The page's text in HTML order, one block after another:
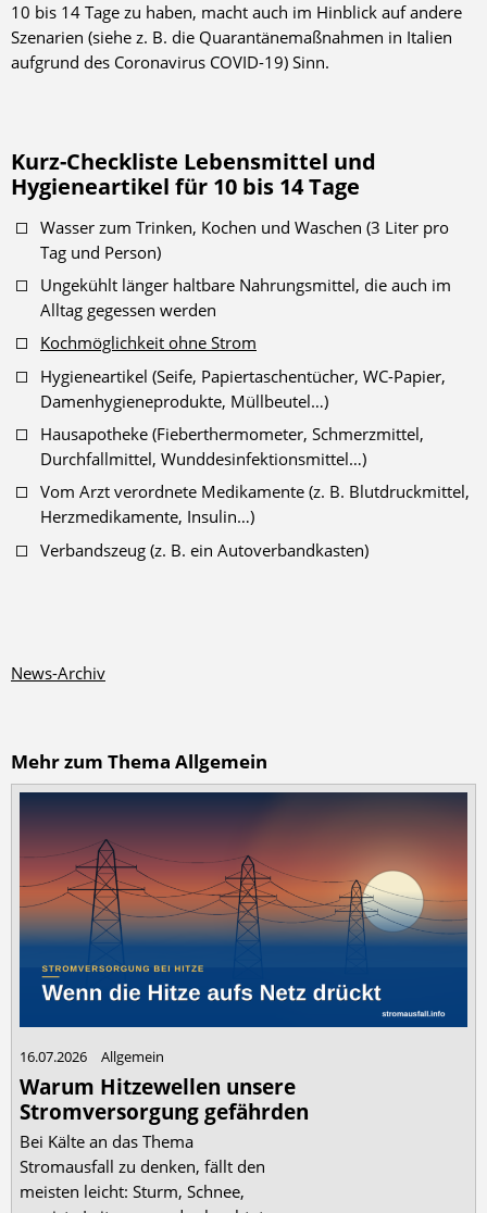
10 bis 14 Tage zu haben, macht auch im Hinblick auf andere
Szenarien (siehe z. B. die Quarantänemaßnahmen in Italien
aufgrund des Coronavirus COVID-19) Sinn.
Kurz-Checkliste Lebensmittel und
Hygieneartikel für 10 bis 14 Tage
Wasser zum Trinken, Kochen und Waschen (3 Liter pro
Tag und Person)
Ungekühlt länger haltbare Nahrungsmittel, die auch im
Alltag gegessen werden
Kochmöglichkeit ohne Strom
Hygieneartikel (Seife, Papiertaschentücher, WC-Papier,
Damenhygieneprodukte, Müllbeutel…)
Hausapotheke (Fieberthermometer, Schmerzmittel,
Durchfallmittel, Wunddesinfektionsmittel…)
Vom Arzt verordnete Medikamente (z. B. Blutdruckmittel,
Herzmedikamente, Insulin…)
Verbandszeug (z. B. ein Autoverbandkasten)
News-Archiv
Mehr zum Thema Allgemein
16.07.2026 Allgemein
Warum Hitzewellen unsere
Stromversorgung gefährden
Bei Kälte an das Thema
Stromausfall zu denken, fällt den
meisten leicht: Sturm, Schnee,